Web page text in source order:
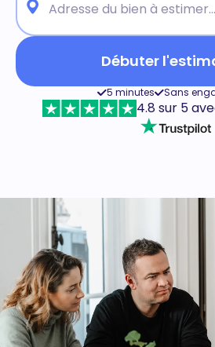
Débuter
5 minutes Sans
4.8 sur 5